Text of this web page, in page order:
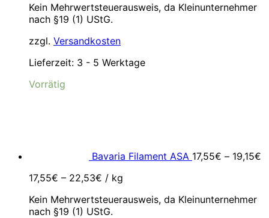
war:
ist:
Kein Mehrwertsteuerausweis, da Kleinunternehmer
nach §19 (1) UStG.
zzgl. Versandkosten
Lieferzeit: 3 - 5 Werktage
Vorrätig
Bavaria Filament ASA 17,55€ – 19,15€
17,55€ – 22,53€ / kg
Kein Mehrwertsteuerausweis, da Kleinunternehmer
nach §19 (1) UStG.